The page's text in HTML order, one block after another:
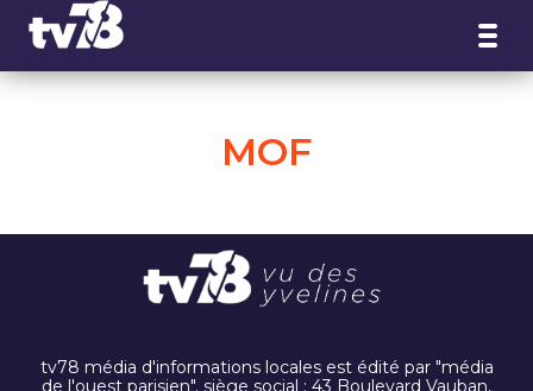
MOF
tv78 média d'informations locales est édité par "média
Panneau de gestion des cookies